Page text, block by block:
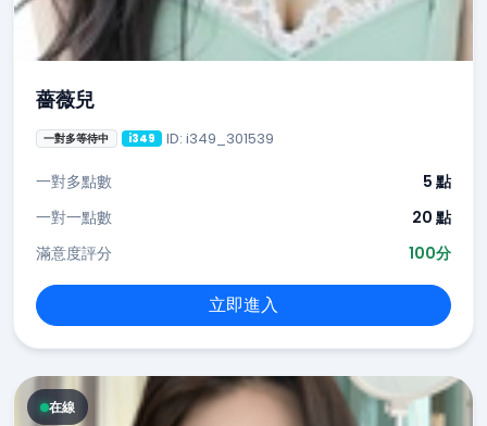
薔薇兒
一對多等待中 i349 ID: i349_301539
一對多點數
5 點
一對一點數
20 點
滿意度評分
100分
立即進入
在線